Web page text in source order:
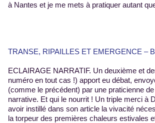
à Nantes et je me mets à pratiquer autant
TRANSE, RIPAILLES ET EMERGENCE –
ECLAIRAGE NARRATIF. Un deuxième et
numéro en tout cas !) apport eu débat,
(comme le précédent) par une praticienne
narrative. Et qui le nourrit ! Un triple merci à
avoir instillé dans son article la vivacité
la torpeur des premières chaleurs estivales